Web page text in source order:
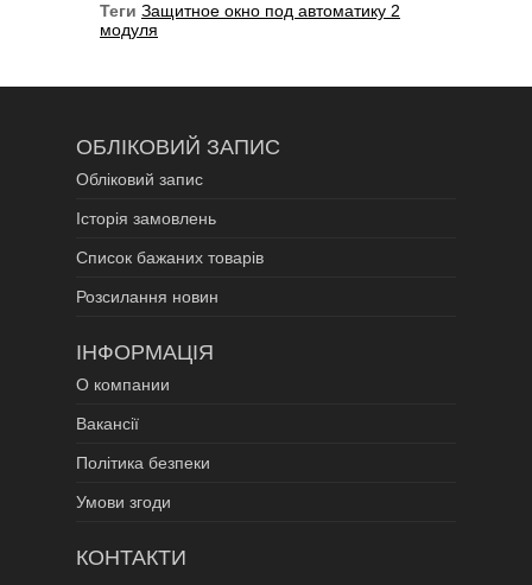
Теги Защитное окно под автоматику 2
модуля
ОБЛІКОВИЙ ЗАПИС
Обліковий запис
Історія замовлень
Список бажаних товарів
Розсилання новин
ІНФОРМАЦІЯ
О компании
Вакансії
Політика безпеки
Умови згоди
КОНТАКТИ